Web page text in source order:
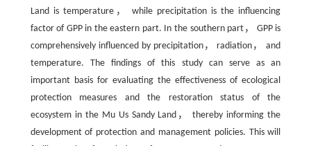
Land is temperature， while precipitation is the influencing
factor of GPP in the eastern part. In the southern part， GPP is
comprehensively influenced by precipitation， radiation， and
temperature. The findings of this study can serve as an
important basis for evaluating the effectiveness of ecological
protection measures and the restoration status of the
ecosystem in the Mu Us Sandy Land， thereby informing the
development of protection and management policies. This will